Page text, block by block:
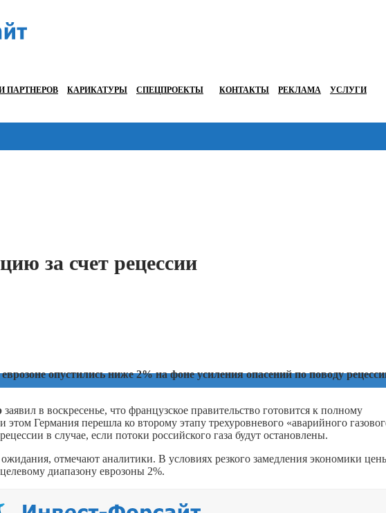
ПАРТНЕРОВ КАРИКАТУРЫ СПЕЦПРОЕКТЫ КОНТАКТЫ РЕКЛАМА УСЛУГИ
за счет рецессии
опустились ниже 2% на фоне усиления опасений по поводу
заявил в воскресенье, что французское правительство готовится к полному
Германия перешла ко второму этапу трехуровневого «аварийного
в случае, если потоки российского газа будут остановлены.
отмечают аналитики. В условиях резкого замедления экономики
диапазону еврозоны 2%.